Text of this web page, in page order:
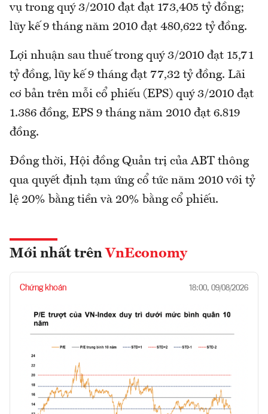
vụ trong quý 3/2010 đạt đạt 173,405 tỷ đồng;
lũy kế 9 tháng năm 2010 đạt 480,622 tỷ đồng.
Lợi nhuận sau thuế trong quý 3/2010 đạt 15,71
tỷ đồng, lũy kế 9 tháng đạt 77,32 tỷ đồng. Lãi
cơ bản trên mỗi cổ phiếu (EPS) quý 3/2010 đạt
1.386 đồng, EPS 9 tháng năm 2010 đạt 6.819
đồng.
Đồng thời, Hội đồng Quản trị của ABT thông
qua quyết định tạm ứng cổ tức năm 2010 với tỷ
lệ 20% bằng tiền và 20% bằng cổ phiếu.
Mới nhất trên VnEconomy
Chứng khoán 18:00, 09/08/2026